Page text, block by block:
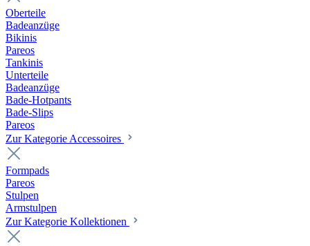
Oberteile
Badeanzüge
Bikinis
Pareos
Tankinis
Unterteile
Badeanzüge
Bade-Hotpants
Bade-Slips
Pareos
Zur Kategorie Accessoires
Formpads
Pareos
Stulpen
Armstulpen
Zur Kategorie Kollektionen